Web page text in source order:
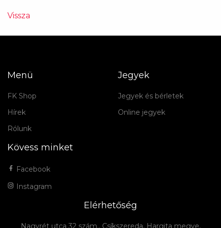
Vissza
Menü
FK Shop
Hírek
Rólunk
Jegyek
Jegyek és bérletek
Online jegyek
Kövess minket
Facebook
Instagram
Elérhetőség
Nagyrét utca 32 szám., Csíkszereda, Hargita megye,